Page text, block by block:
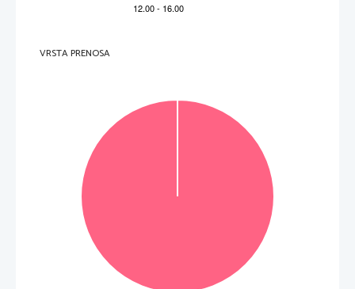
Lors de  la tra versé e, e ll e communique par ra di o a vec
VRSTA PRENOSA